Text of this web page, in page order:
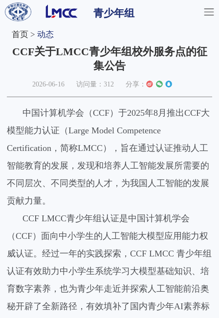
青少年组
首页> 动态
CCF关于LMCC青少年组校外服务点的征
集公告
2026-06-16 访问量： 312 分享：
中国计算机学会（CCF）于2025年8 月推出CCF大
模型能力认证（Large Model Competence
Certification ，简称LMCC ），旨在通过认证推动人工
智能教育的发展，发现和培养人工智能发展所需要的
不同层次、不同类型的人才，为我国人工智能的发展
贡献力量。
CCF LMCC青少年组认证是中国计算机学会
（CCF）面向中小学生的人工智能大模型应用能力权
威认证。经过一年的实践探索，CCF LMCC青少年组
认证有效助力中小学生系统学习大模型基础知识、培
育数字素养，也为青少年走近并探索人工智能前沿奥
秘开辟了全新路径，有效填补了国内青少年AI素养标